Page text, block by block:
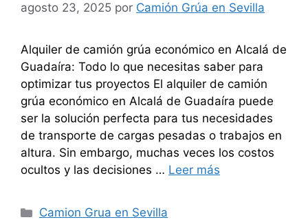
agosto 23, 2025 por Camión Grúa en Sevilla
Alquiler de camión grúa económico en Alcalá de
Guadaíra: Todo lo que necesitas saber para
optimizar tus proyectos El alquiler de camión
grúa económico en Alcalá de Guadaíra puede
ser la solución perfecta para tus necesidades
de transporte de cargas pesadas o trabajos en
altura. Sin embargo, muchas veces los costos
ocultos y las decisiones … Leer más
Categorías
Camion Grua en Sevilla